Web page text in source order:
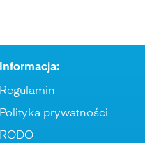
Informacja:
Regulamin
Polityka prywatności
RODO